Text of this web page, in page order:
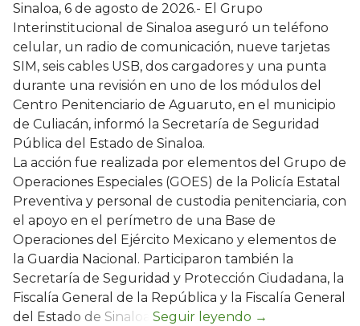
Sinaloa, 6 de agosto de 2026.- El Grupo
Interinstitucional de Sinaloa aseguró un teléfono
celular, un radio de comunicación, nueve tarjetas
SIM, seis cables USB, dos cargadores y una punta
durante una revisión en uno de los módulos del
Centro Penitenciario de Aguaruto, en el municipio
de Culiacán, informó la Secretaría de Seguridad
Pública del Estado de Sinaloa.
La acción fue realizada por elementos del Grupo de
Operaciones Especiales (GOES) de la Policía Estatal
Preventiva y personal de custodia penitenciaria, con
el apoyo en el perímetro de una Base de
Operaciones del Ejército Mexicano y elementos de
la Guardia Nacional. Participaron también la
Secretaría de Seguridad y Protección Ciudadana, la
Fiscalía General de la República y la Fiscalía General
del Estado de Sinaloa.